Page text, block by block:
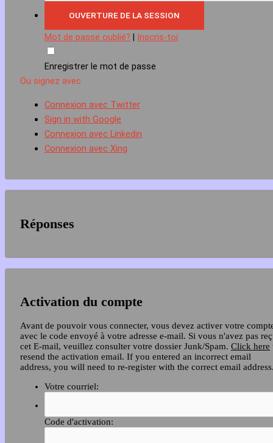
Mot de passe oublié? Inscris-toi
Enregistrer le mot de passe
Ou signez avec
Connexion avec Twitter
Sign in with Google
Connexion avec Linkedin
Connexion avec Xing
Réponses
Activation du compte
Avant de pouvoir vous connecter, vous devez activer votre
avec le code envoyé à votre adresse e-mail. Si vous n'avez pas
cet E-mail, veuillez consulter votre dossier Junk/Spam. Click here
resend the activation email. If you entered an incorrect email
address, you will need to re-register with the correct email
Votre courriel:
Code d'activation: